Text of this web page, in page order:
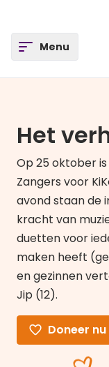
Open
Menu
Het
Op 25 oktober
Zangers voor
avond staan de
kracht van
duetten voor
maken heeft
en gezinnen
Jip (12).
Doneer nu